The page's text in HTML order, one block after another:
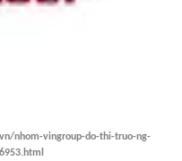
nhom-vingroup-do-thi-truo-ng-